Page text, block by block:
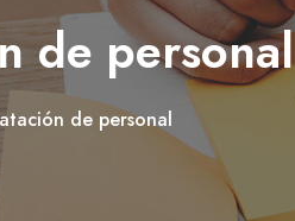
de personal
de personal